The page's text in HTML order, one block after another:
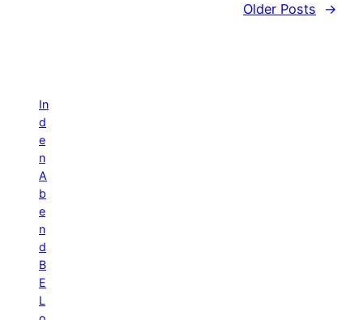
Older Posts →
In
d
e
n
A
b
e
n
d
B
E
L